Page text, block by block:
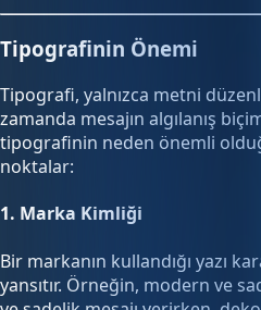
Tipografinin Önemi
Tipografi, yalnızca metni
zamanda mesajın algılanış
tipografinin neden önemli
noktalar:
1. Marka Kimliği
Bir markanın kullandığı yazı
yansıtır. Örneğin, modern ve